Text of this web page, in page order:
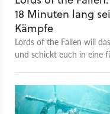
18 Minuten lang
Kämpfe
Lords of the Fallen will
und schickt euch in eine
Kreuzritter durchquert
Lebenden als auch das